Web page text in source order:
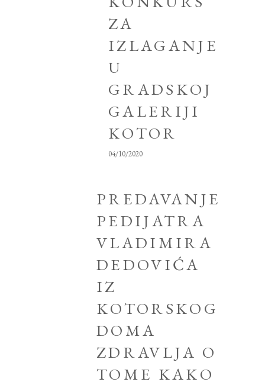
ZA
IZLAGANJE
U
GRADSKOJ
GALERIJI
KOTOR
04/10/2020
PREDAVANJE
PEDIJATRA
VLADIMIRA
DEDOVIĆA
IZ
KOTORSKOG
DOMA
ZDRAVLJA O
TOME KAKO